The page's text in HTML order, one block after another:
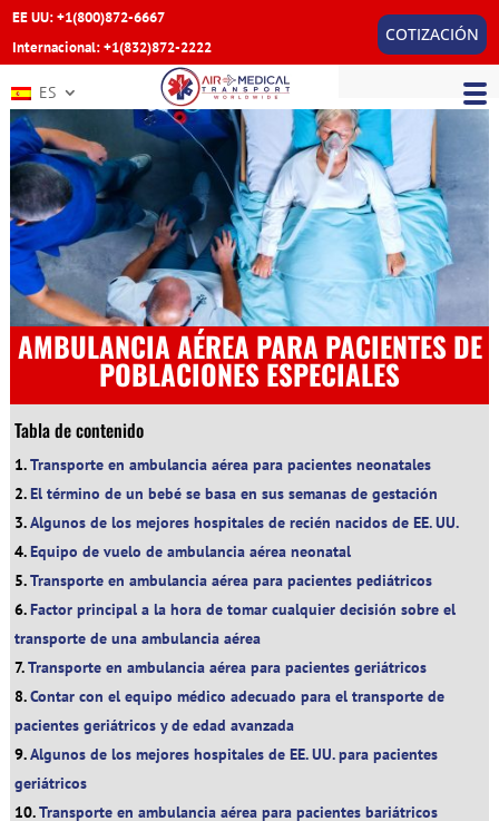
EE UU: +1(800)872-6667
Internacional: +1(832)872-2222
COTIZACIÓN
ES
AMBULANCIA AÉREA PARA PACIENTES DE
POBLACIONES ESPECIALES
Tabla de contenido
Transporte en ambulancia aérea para pacientes neonatales
El término de un bebé se basa en sus semanas de gestación
Algunos de los mejores hospitales de recién nacidos de EE. UU.
Equipo de vuelo de ambulancia aérea neonatal
Transporte en ambulancia aérea para pacientes pediátricos
Factor principal a la hora de tomar cualquier decisión sobre el
transporte de una ambulancia aérea
Transporte en ambulancia aérea para pacientes geriátricos
Contar con el equipo médico adecuado para el transporte de
pacientes geriátricos y de edad avanzada
Algunos de los mejores hospitales de EE. UU. para pacientes
geriátricos
Transporte en ambulancia aérea para pacientes bariátricos